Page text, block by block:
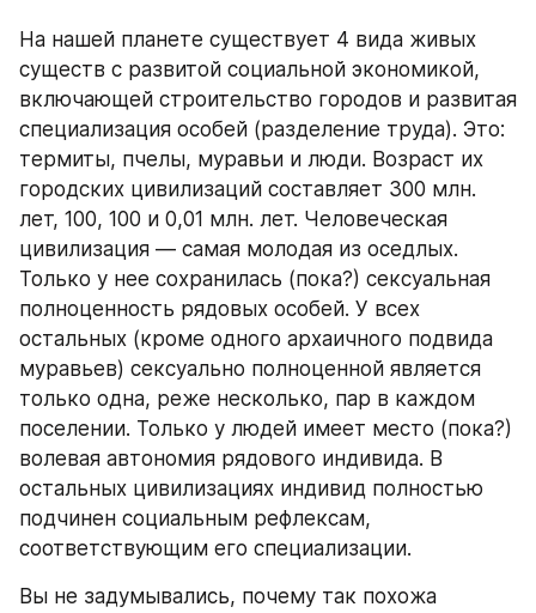
На нашей планете существует 4 вида живых
существ с развитой социальной экономикой,
включающей строительство городов и развитая
специализация особей (разделение труда). Это:
термиты, пчелы, муравьи и люди. Возраст их
городских цивилизаций составляет 300 млн.
лет, 100, 100 и 0,01 млн. лет. Человеческая
цивилизация — самая молодая из оседлых.
Только у нее сохранилась (пока?) сексуальная
полноценность рядовых особей. У всех
остальных (кроме одного архаичного подвида
муравьев) сексуально полноценной является
только одна, реже несколько, пар в каждом
поселении. Только у людей имеет место (пока?)
волевая автономия рядового индивида. В
остальных цивилизациях индивид полностью
подчинен социальным рефлексам,
соответствующим его специализации.
Вы не задумывались, почему так похожа